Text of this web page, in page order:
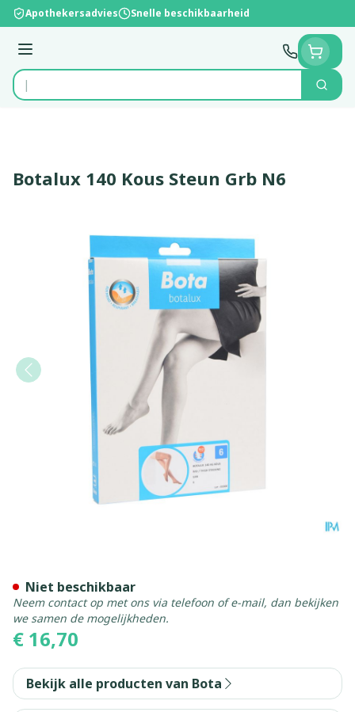
Ga naar de inhoud
Apothekersadvies Snelle beschikbaarheid
Menu
Product, merk, categorie...
Zoek
Botalux 140 Kous Steun Grb N6
€ 16,70
Niet beschikbaar
Neem contact op met ons via telefoon of e-mail, dan bekijken
we samen de mogelijkheden.
Bekijk alle producten van Bota